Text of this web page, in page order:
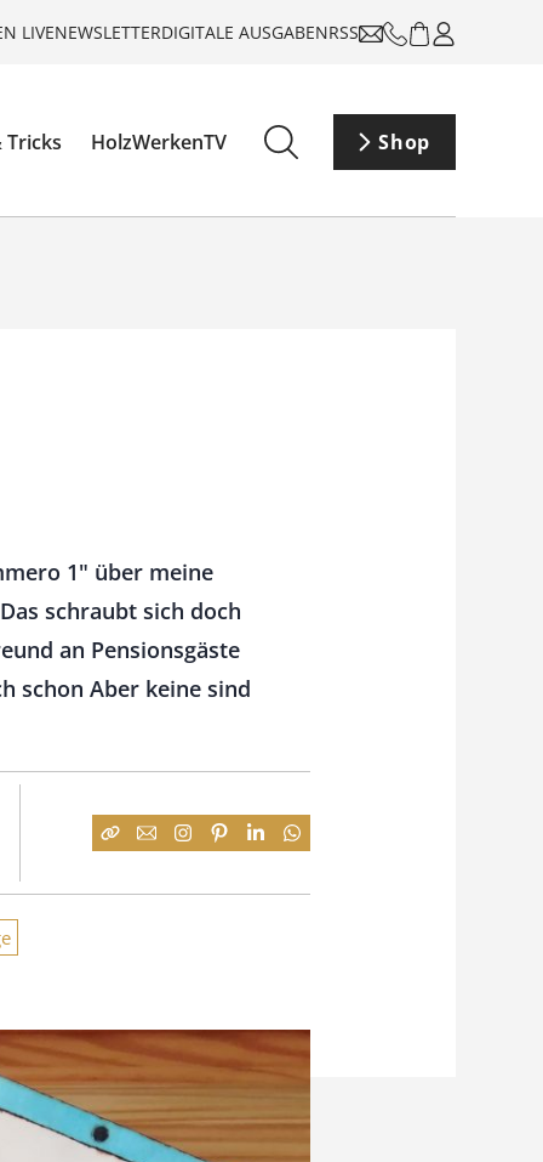
LIVENEWSLETTERDIGITALE AUSGABENRSS
Tricks HolzWerkenTV Shop
1" über meine
schraubt sich doch
an Pensionsgäste
schon Aber keine sind